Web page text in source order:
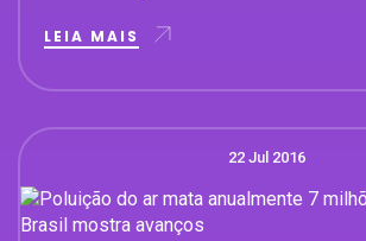
LEIA MAIS
22 Jul 2016